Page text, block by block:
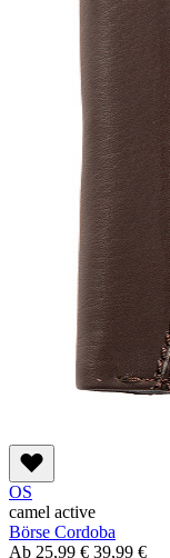
OS
camel active
Börse Cordoba
Ab 25,99 € 39,99 €